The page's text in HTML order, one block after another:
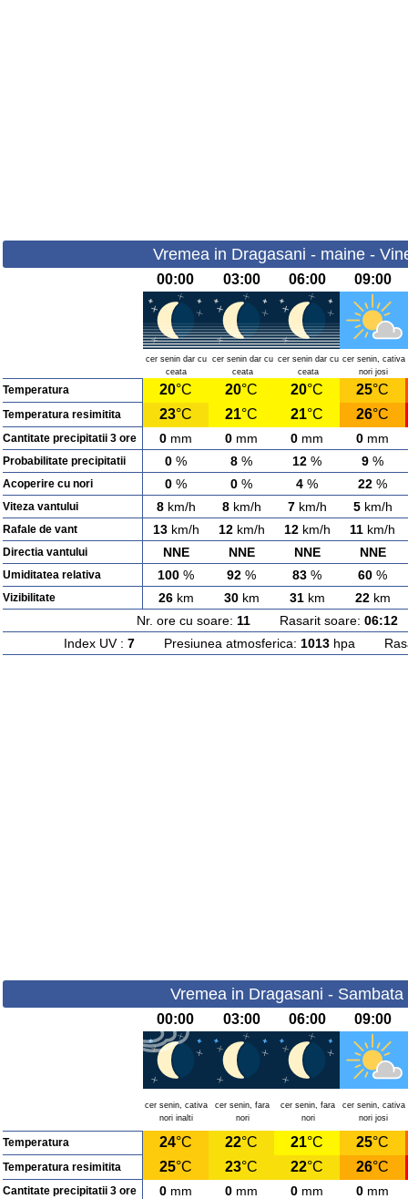
Vremea in Dragasani - maine -
00:00 03:00 06:00 09:00
cer senin dar cu
ceata
cer senin dar cu
ceata
cer senin dar cu
ceata
cer senin, cativa
nori josi
Temperatura 20°C 20°C 20°C 25°C
Temperatura resimitita 23°C 21°C 21°C 26°C
Cantitate precipitatii 3 ore 0 mm 0 mm 0 mm 0 mm
Probabilitate precipitatii 0 % 8 % 12 % 9 %
Acoperire cu nori 0 % 0 % 4 % 22 %
Viteza vantului 8km/h 8km/h 7km/h 5km/h
Rafale de vant 13km/h 12km/h 12km/h 11 km/h
Directia vantului NNE NNE NNE NNE
Umiditatea relativa 100 % 92 % 83 % 60 %
Vizibilitate 26km 30km 31km 22km
Nr. ore cu soare: 11 Rasarit soare: 06:12
Index UV : 7 Presiunea atmosferica: 1013 hpa
Vremea in Dragasani -
00:00 03:00 06:00 09:00
cer senin, cativa
nori inalti
cer senin, fara
nori
cer senin, fara
nori
cer senin, cativa
nori josi
Temperatura 24°C 22°C 21°C 25°C
Temperatura resimitita 25°C 23°C 22°C 26°C
Cantitate precipitatii 3 ore 0 mm 0 mm 0 mm 0 mm